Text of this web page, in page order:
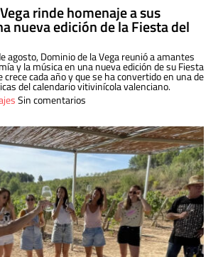
rinde homenaje a sus
nueva edición de la Fiesta del
agosto, Dominio de la Vega reunió a amantes
y la música en una nueva edición de su Fiesta
crece cada año y que se ha convertido en una de
del calendario vitivinícola valenciano.
Sin comentarios